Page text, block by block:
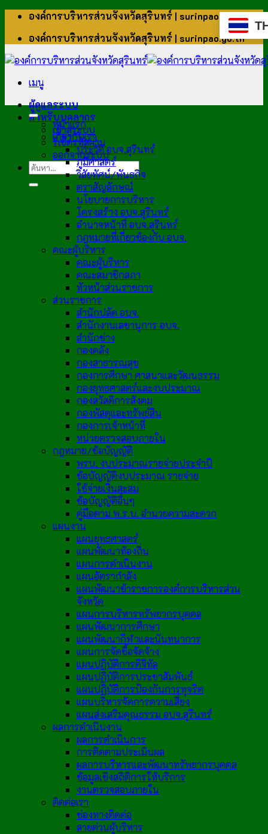
ข้าม
เนื้อหา
องค์การบริหารส่วนจังหวัดสุรินทร์ | surinpao.go.th
องค์การบริหารส่วนจังหวัดสุรินทร์ | surinpao.go.th
เมนู
ผู้ดูแลระบบ
สำหรับบุคลากร
เข้าสู่ระบบ
รีเซ็ตรหัสผ่าน
ออกจากระบบ
หน้าแรก
เกี่ยวกับเรา
ประวัติ อบจ.สุรินทร์
ภูมิศาสตร์
วิสัยทัศน์/พันธกิจ
ตราสัญลักษณ์
นโยบายการบริหาร
โครงสร้าง อบจ.สุรินทร์
อำนาจหน้าที่ อบจ.สุรินทร์
กฎหมายที่เกี่ยวข้องกับ อบจ.
คณะผู้บริหาร
คณะผู้บริหาร
คณะสมาชิกสภา
หัวหน้าส่วนราชการ
ส่วนราชการ
สำนักปลัด อบจ.
สำนักงานเลขานุการ อบจ.
สำนักช่าง
กองคลัง
กองสาธารณสุข
กองการศึกษา ศาสนาและวัฒนธรรม
กองยุทธศาสตร์และงบประมาณ
กองสวัสดิการสังคม
กองพัสดุและทรัพย์สิน
กองการเจ้าหน้าที่
หน่วยตรวจสอบภายใน
กฎหมาย/ข้อบัญญัติ
พรบ. งบประมาณรายจ่ายประจำปี
ข้อบัญญัติงบประมาณ รายจ่าย
ใช้จ่ายเงินสะสม
ข้อบัญญัติอื่นๆ
คู่มือตาม พ.ร.บ. อำนวยความสะดวก
แผนงาน
แผนยุทธศาสตร์
แผนพัฒนาท้องถิ่น
แผนการดำเนินงาน
แผนอัตรากำลัง
แผนพัฒนาข้าราชการองค์การบริหารส่วน
จังหวัด
แผนการบริหารทรัพยากรบุคคล
แผนพัฒนาการศึกษา
แผนพัฒนากีฬาและนันทนาการ
แผนการจัดซื้อจัดจ้าง
แผนปฏิบัติการดิจิทัล
แผนปฏิบัติการประชาสัมพันธ์
แผนปฏิบัติการป้องกันการทุจริต
แผนบริหารจัดการความเสี่ยง
แผนส่งเสริมคุณธรรม อบจ.สุรินทร์
ผลการดำเนินงาน
ผลการดำเนินการ
การติดตามประเมินผล
ผลการบริหารและพัฒนาทรัพยากรบุคคล
ข้อมูลเชิงสถิติการให้บริการ
งานตรวจสอบภายใน
ติดต่อเรา
ช่องทางติดต่อ
สายด่วนผู้บริหาร